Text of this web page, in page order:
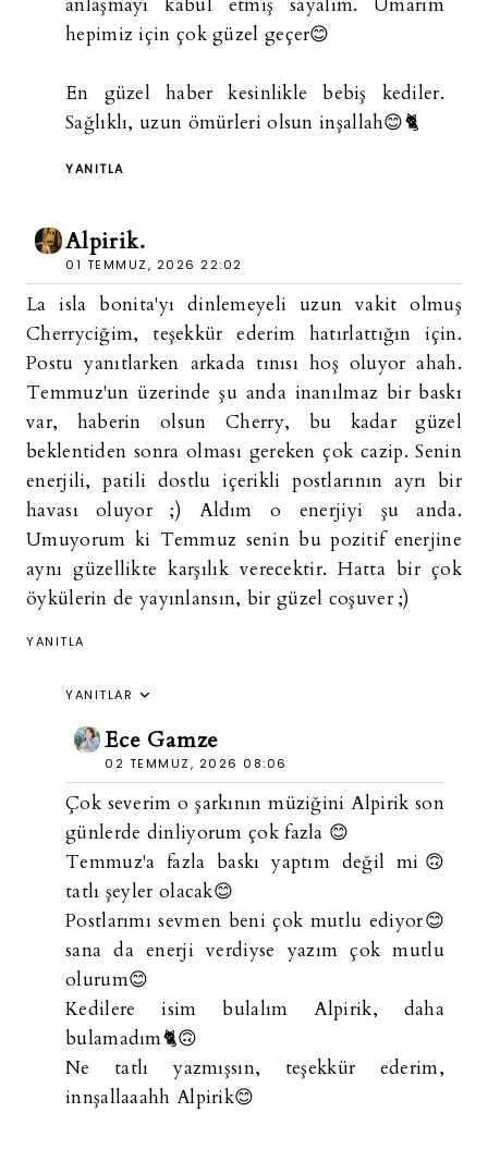
anlaşmayı kabul etmiş sayalım. Umarım
hepimiz için çok güzel geçer😊
En güzel haber kesinlikle bebiş kediler.
Sağlıklı, uzun ömürleri olsun inşallah😊🐈
YANITLA
Alpirik.
01 TEMMUZ, 2026 22:02
La isla bonita'yı dinlemeyeli uzun vakit olmuş
Cherryciğim, teşekkür ederim hatırlattığın için.
Postu yanıtlarken arkada tınısı hoş oluyor ahah.
Temmuz'un üzerinde şu anda inanılmaz bir baskı
var, haberin olsun Cherry, bu kadar güzel
beklentiden sonra olması gereken çok cazip. Senin
enerjili, patili dostlu içerikli postlarının ayrı bir
havası oluyor ;) Aldım o enerjiyi şu anda.
Umuyorum ki Temmuz senin bu pozitif enerjine
aynı güzellikte karşılık verecektir. Hatta bir çok
öykülerin de yayınlansın, bir güzel coşuver ;)
YANITLA
YANITLAR
Ece Gamze
02 TEMMUZ, 2026 08:06
Çok severim o şarkının müziğini Alpirik son
günlerde dinliyorum çok fazla 😊
Temmuz'a fazla baskı yaptım değil mi🙃
tatlı şeyler olacak😊
Postlarımı sevmen beni çok mutlu ediyor😊
sana da enerji verdiyse yazım çok mutlu
olurum😊
Kedilere isim bulalım Alpirik, daha
bulamadım🐈🙃
Ne tatlı yazmışsın, teşekkür ederim,
innşallaaahh Alpirik😊